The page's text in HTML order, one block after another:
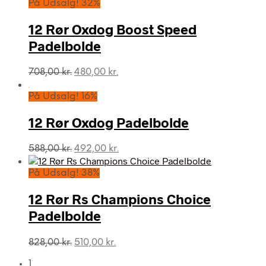
På Udsalg! 32%
12 Rør Oxdog Boost Speed
Padelbolde
708,00kr. Den
pris
708,00 kr..
480,00 kr.
480,00 kr..
På Udsalg! 16%
12 Rør Oxdog Padelbolde
588,00kr. Den
oprindelige
pris
588,00 kr..
492,00 kr.
aktuelle
492,00 kr..
På Udsalg! 38%
12 Rør Rs Champions Choice
Padelbolde
828,00kr. Den
510,00 kr.
1